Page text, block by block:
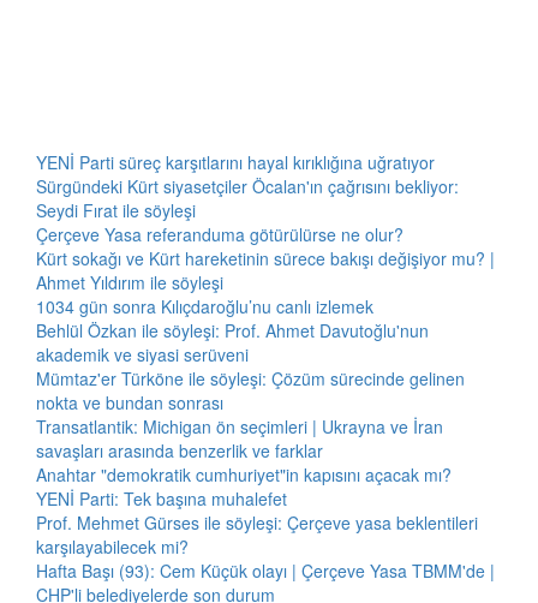
YENİ Parti süreç karşıtlarını hayal kırıklığına uğratıyor
Sürgündeki Kürt siyasetçiler Öcalan'ın çağrısını bekliyor:
Seydi Fırat ile söyleşi
Çerçeve Yasa referanduma götürülürse ne olur?
Kürt sokağı ve Kürt hareketinin sürece bakışı değişiyor mu? |
Ahmet Yıldırım ile söyleşi
1034 gün sonra Kılıçdaroğlu’nu canlı izlemek
Behlül Özkan ile söyleşi: Prof. Ahmet Davutoğlu'nun
akademik ve siyasi serüveni
Mümtaz'er Türköne ile söyleşi: Çözüm sürecinde gelinen
nokta ve bundan sonrası
Transatlantik: Michigan ön seçimleri | Ukrayna ve İran
savaşları arasında benzerlik ve farklar
Anahtar "demokratik cumhuriyet"in kapısını açacak mı?
YENİ Parti: Tek başına muhalefet
Prof. Mehmet Gürses ile söyleşi: Çerçeve yasa beklentileri
karşılayabilecek mi?
Hafta Başı (93): Cem Küçük olayı | Çerçeve Yasa TBMM'de |
CHP'li belediyelerde son durum